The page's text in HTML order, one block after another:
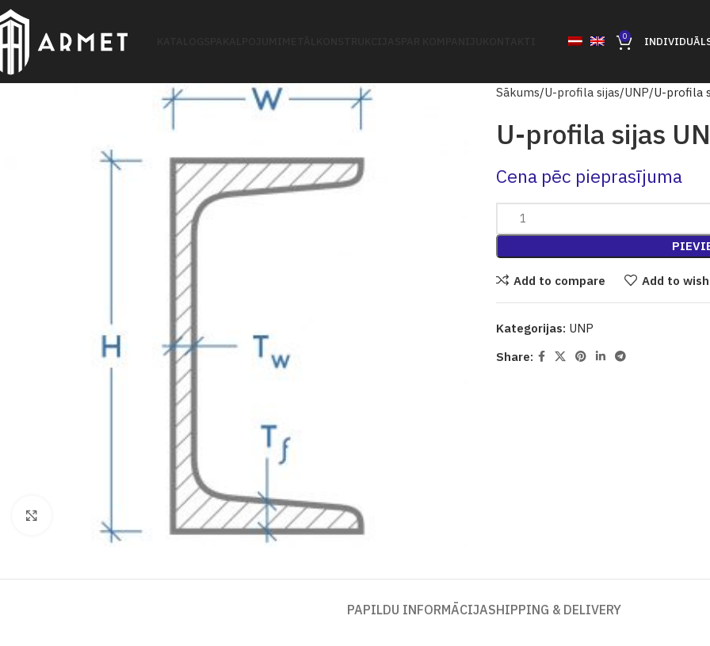
0
Sākums U-profila sijas UNP U-profila
U-profila sijas
Cena pēc pieprasījuma
Add to compare Add to
Kategorijas: UNP
Share:
PAPILDU INFORMĀCIJASHIPPING & DELIVERY